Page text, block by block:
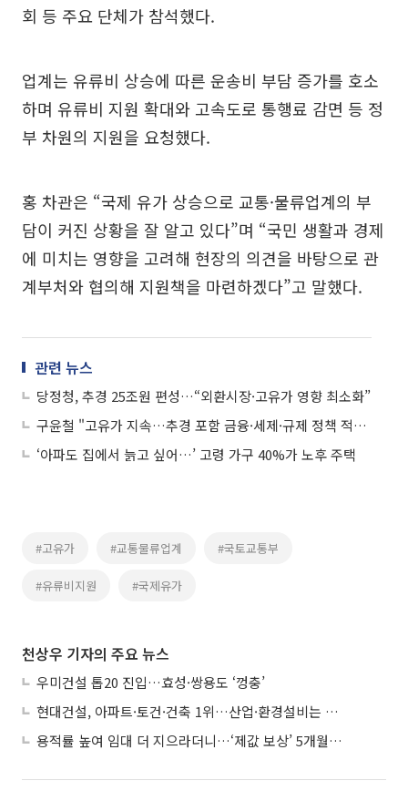
회 등 주요 단체가 참석했다.
업계는 유류비 상승에 따른 운송비 부담 증가를 호소
하며 유류비 지원 확대와 고속도로 통행료 감면 등 정
부 차원의 지원을 요청했다.
홍 차관은 “국제 유가 상승으로 교통·물류업계의 부
담이 커진 상황을 잘 알고 있다”며 “국민 생활과 경제
에 미치는 영향을 고려해 현장의 의견을 바탕으로 관
계부처와 협의해 지원책을 마련하겠다”고 말했다.
관련 뉴스
당정청, 추경 25조원 편성…“외환시장·고유가 영향 최소화”
구윤철 "고유가 지속…추경 포함 금융·세제·규제 정책 적극 발굴"
‘아파도 집에서 늙고 싶어…’ 고령 가구 40%가 노후 주택
#고유가 #교통물류업계 #국토교통부
#유류비지원 #국제유가
천상우 기자의 주요 뉴스
우미건설 톱20 진입…효성·쌍용도 ‘껑충’
현대건설, 아파트·토건·건축 1위…산업·환경설비는 삼성E&A
용적률 높여 임대 더 지으라더니…‘제값 보상’ 5개월째 국회에 발목